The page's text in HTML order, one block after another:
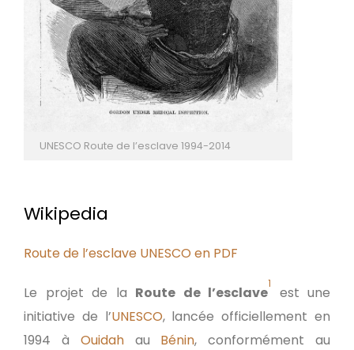
UNESCO Route de l’esclave 1994-2014
Wikipedia
Route de l’esclave UNESCO en PDF
Le projet de la Route de l’esclave1
est une
initiative de l’UNESCO, lancée officiellement en
1994 à Ouidahau Bénin, conformément au